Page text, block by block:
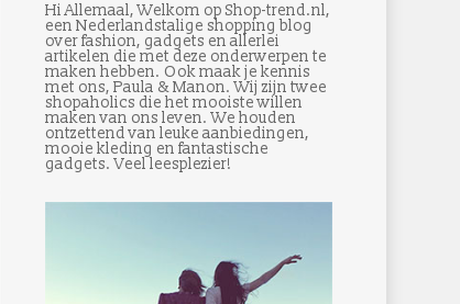
Hi Allemaal, Welkom op Shop-trend.nl,
een Nederlandstalige shopping blog
over fashion, gadgets en allerlei
artikelen die met deze onderwerpen te
maken hebben. Ook maak je kennis
met ons, Paula & Manon. Wij zijn twee
shopaholics die het mooiste willen
maken van ons leven. We houden
ontzettend van leuke aanbiedingen,
mooie kleding en fantastische
gadgets. Veel leesplezier!